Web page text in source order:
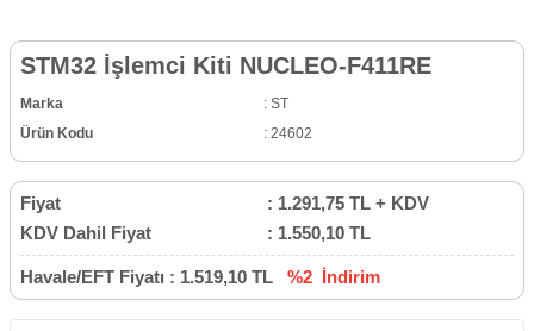
STM32 İşlemci Kiti NUCLEO-F411RE
Marka : ST
Ürün Kodu
: 24602
Fiyat : 1.291,75 TL + KDV
KDV Dahil Fiyat
: 1.550,10 TL
Havale/EFT Fiyatı : 1.519,10 TL %2 İndirim